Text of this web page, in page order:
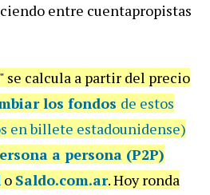
entre cuentapropistas
" se calcula a partir del precio
los fondos de estos
en billete estadounidense)
a persona (P2P)
o Saldo.com.ar. Hoy ronda